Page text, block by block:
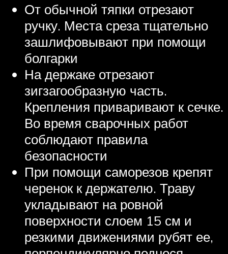
От обычной тяпки отрезают
ручку. Места среза тщательно
зашлифовывают при помощи
болгарки
На держаке отрезают
зигзагообразную часть.
Крепления приваривают к сечке.
Во время сварочных работ
соблюдают правила
безопасности
При помощи саморезов крепят
черенок к держателю. Траву
укладывают на ровной
поверхности слоем 15 см и
резкими движениями рубят ее,